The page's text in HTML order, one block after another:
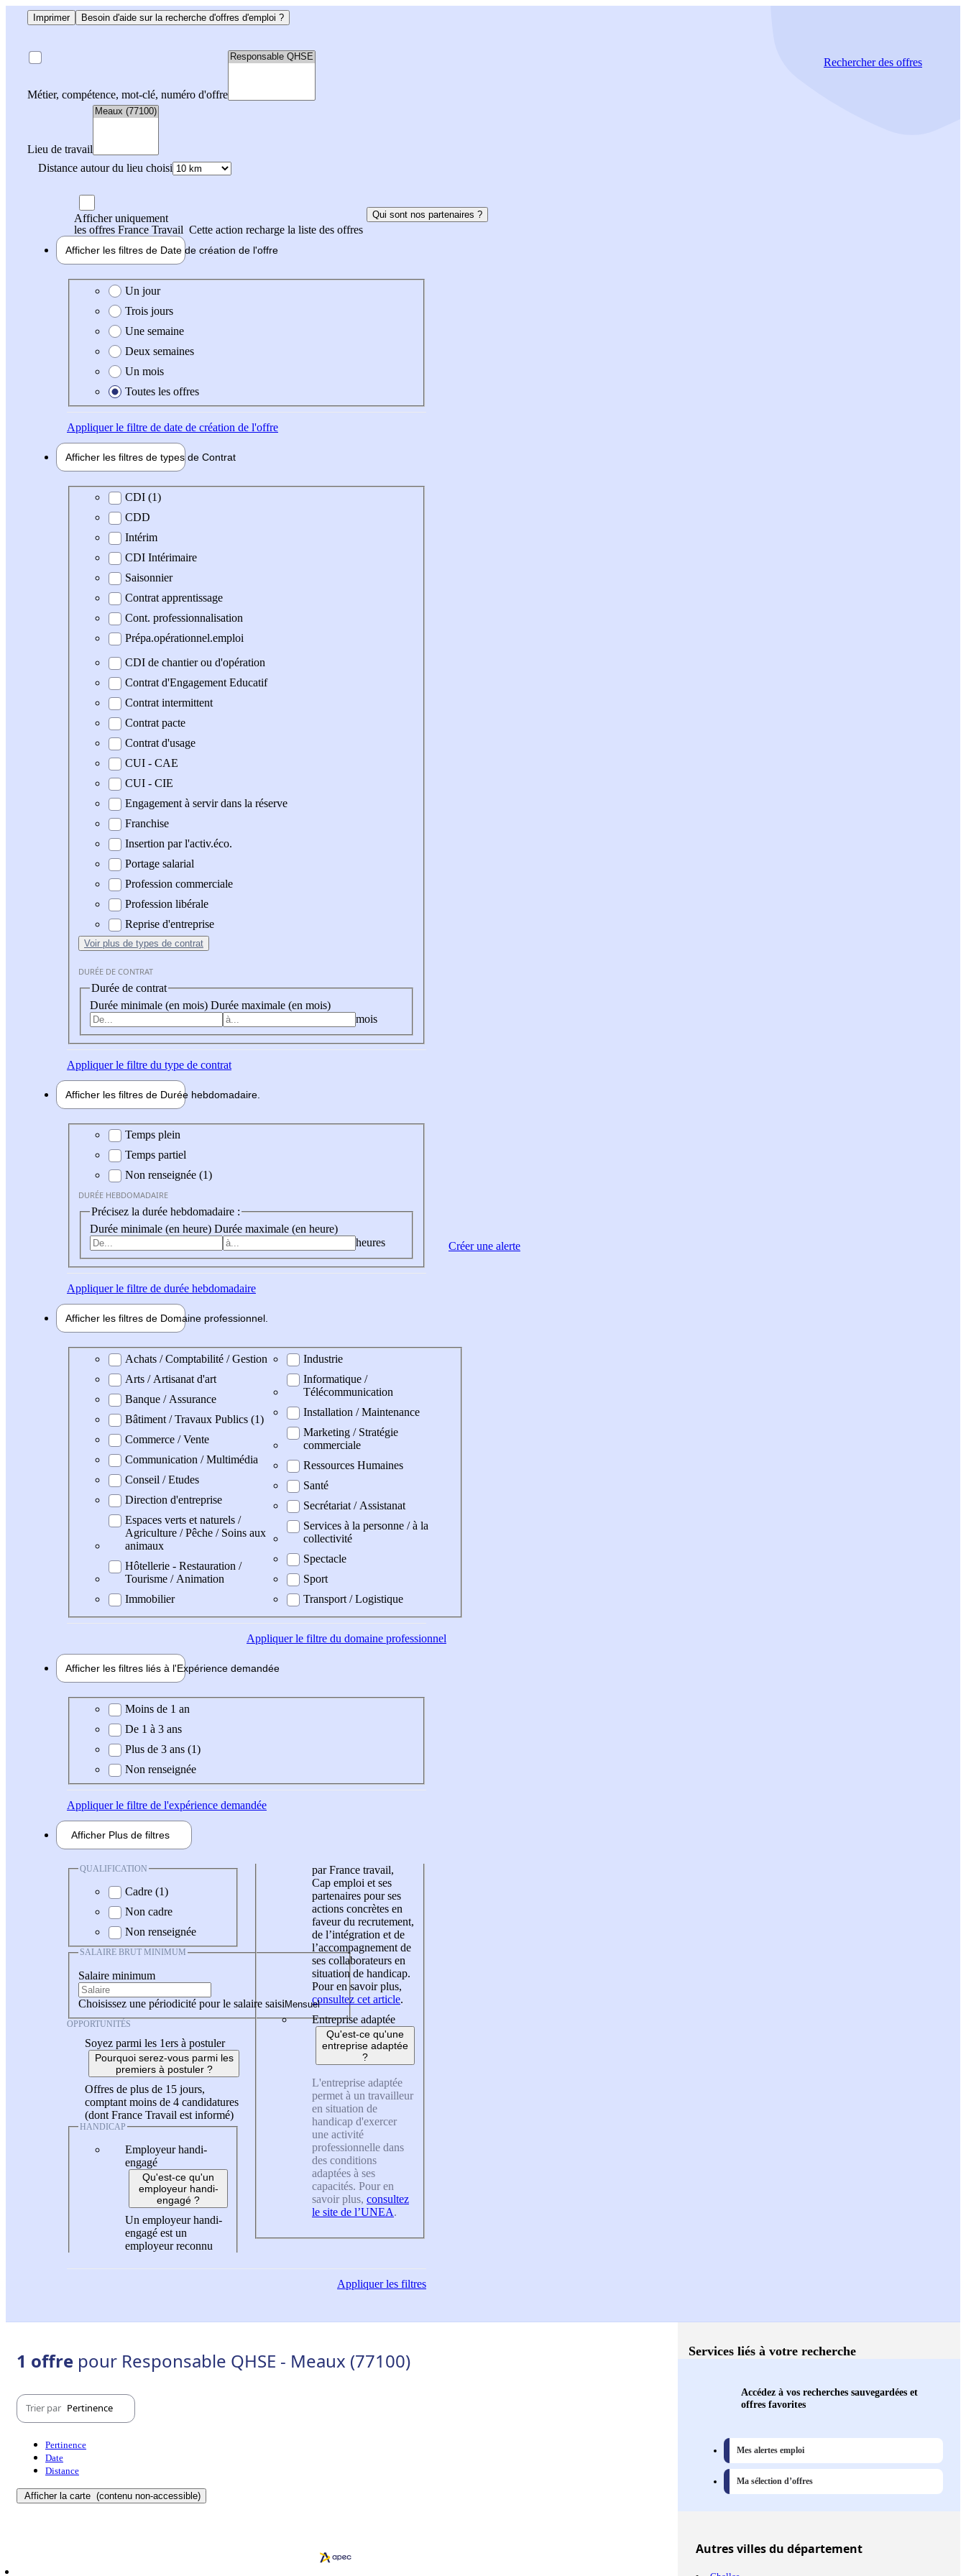
Imprimer Besoin d'aide sur la recherche d'offres d'emploi ?
Métier, compétence, mot-clé, numéro d'offre
Lieu de travail
Distance autour du lieu choisi
Rechercherdes offres
Afficher uniquement
les offres France Travail Cette action recharge la liste des offres
Qui sont nos partenaires ?
Afficher les filtres de Date de création de l'offre
Date de création de l'offre
Un jour
Trois jours
Une semaine
Deux semaines
Un mois
Toutes les offres
Appliquerle filtre de date de création de l'offre
Afficher les filtres de types de Contrat
Type de contrat
CDI (1)
CDD
Intérim
CDI Intérimaire
Saisonnier
Contrat apprentissage
Cont. professionnalisation
Prépa.opérationnel.emploi
CDI de chantier ou d'opération
Contrat d'Engagement Educatif
Contrat intermittent
Contrat pacte
Contrat d'usage
CUI - CAE
CUI - CIE
Engagement à servir dans la réserve
Franchise
Insertion par l'activ.éco.
Portage salarial
Profession commerciale
Profession libérale
Reprise d'entreprise
Voir plus de types de contrat
DURÉE DE CONTRAT
Durée de contrat
Durée minimale (en mois) Durée maximale (en mois)
mois
Appliquerle filtre du type de contrat
Afficher les filtres de Durée hebdomadaire
Durée hebdomadaire
Temps plein
Temps partiel
Non renseignée (1)
DURÉE HEBDOMADAIRE
Précisez la durée hebdomadaire :
Durée minimale (en heure) Durée maximale (en heure)
heures
Appliquerle filtre de durée hebdomadaire
Afficher les filtres de Domaine professionnel
Domaine professionel
Achats / Comptabilité / Gestion
Arts / Artisanat d'art
Banque / Assurance
Bâtiment / Travaux Publics (1)
Commerce / Vente
Communication / Multimédia
Conseil / Etudes
Direction d'entreprise
Espaces verts et naturels /
Agriculture / Pêche / Soins aux
animaux
Hôtellerie - Restauration /
Tourisme / Animation
Immobilier
Industrie
Informatique /
Télécommunication
Installation / Maintenance
Marketing / Stratégie
commerciale
Ressources Humaines
Santé
Secrétariat / Assistanat
Services à la personne / à la
collectivité
Spectacle
Sport
Transport / Logistique
Appliquerle filtre du domaine professionnel
Afficher les filtres liés à l'Expérience demandée
Expérience demandée
Moins de 1 an
De 1 à 3 ans
Plus de 3 ans (1)
Non renseignée
Appliquerle filtre de l'expérience demandée
Afficher Plus de filtres
QUALIFICATION
Cadre (1)
Non cadre
Non renseignée
SALAIRE BRUT MINIMUM
Salaire minimum
Choisissez une périodicité pour le salaire saisi
OPPORTUNITÉS
Soyez parmi les 1ers à postuler
Pourquoi serez-vous parmi les
premiers à postuler ?
Offres de plus de 15 jours,
comptant moins de 4 candidatures
(dont France Travail est informé)
HANDICAP
Employeur handi-
engagé
Qu'est-ce qu'un
employeur handi-
engagé ?
Un employeur handi-
engagé est un
employeur reconnu
par France travail,
Cap emploi et ses
partenaires pour ses
actions concrètes en
faveur du recrutement,
de l’intégration et de
l’accompagnement de
ses collaborateurs en
situation de handicap.
Pour en savoir plus,
consultez cet article.
Entreprise adaptée
Qu'est-ce qu'une
entreprise adaptée
?
L'entreprise adaptée
permet à un travailleur
en situation de
handicap d'exercer
une activité
professionnelle dans
des conditions
adaptées à ses
capacités. Pour en
savoir plus, consultez
le site de l’UNEA.
Appliquerles filtres
Créer une alerte
1 offre pour Responsable QHSE - Meaux (77100)
Trier par Pertinence
Pertinence
Date
Distance
Afficher la carte (contenu non-accessible)
Services liés à votre recherche
Accédez à vos recherches sauvegardées et
offres favorites
Mes alertes emploi
Ma sélection d’offres
Autresvillesdu département